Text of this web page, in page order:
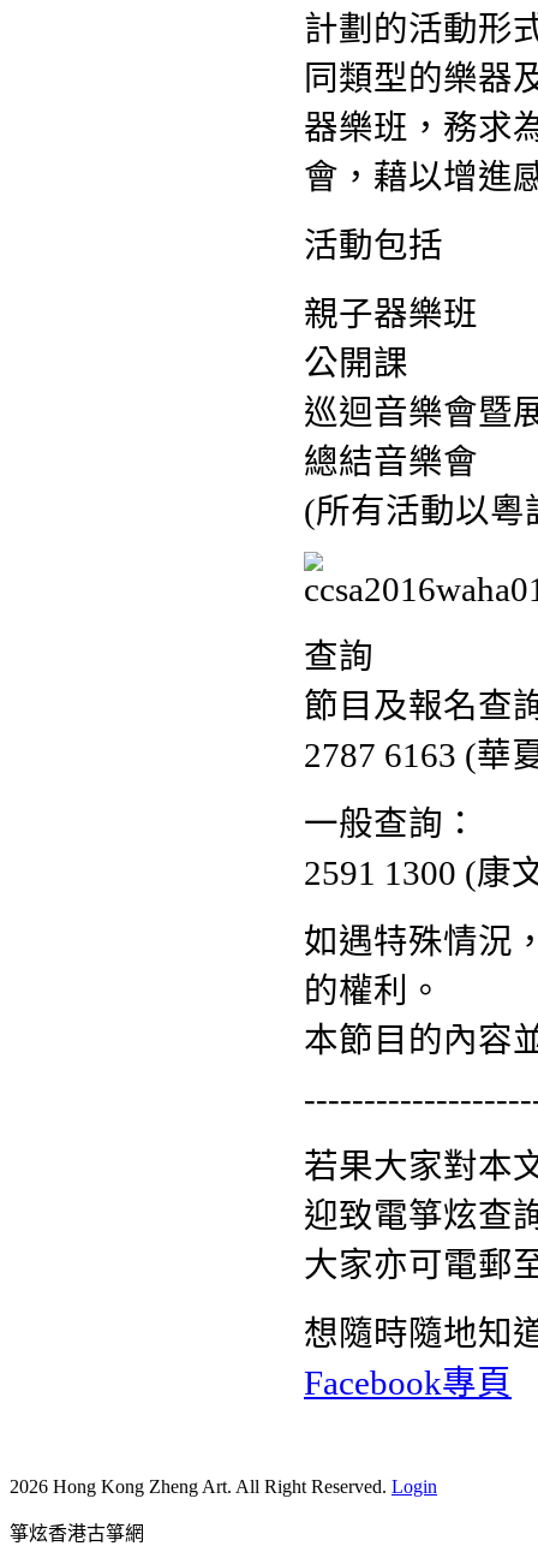
計劃的活動形
同類型的樂器
器樂班，務求
會，藉以增進
活動包括
親子器樂班
公開課
巡迴音樂會暨
總結音樂會
(所有活動以粵
查詢
節目及報名查
2787 6163 (華
一般查詢：
2591 1300 (康
如遇特殊情況
的權利。
本節目的內容
若果大家對本
迎致電箏炫查
大家亦可電郵
想隨時隨地知
Facebook專頁
2026 Hong Kong Zheng Art. All Right Reserved. Login
箏炫香港古箏網